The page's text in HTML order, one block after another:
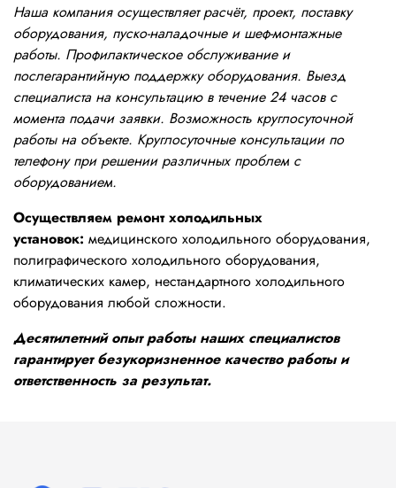
Наша компания осуществляет расчёт, проект, поставку
оборудования, пуско-наладочные и шеф-монтажные
работы. Профилактическое обслуживание и
послегарантийную поддержку оборудования. Выезд
специалиста на консультацию в течение 24 часов с
момента подачи заявки. Возможность круглосуточной
работы на объекте. Круглосуточные консультации по
телефону при решении различных проблем с
оборудованием.
Осуществляем ремонт холодильных
установок: медицинского холодильного оборудования,
полиграфического холодильного оборудования,
климатических камер, нестандартного холодильного
оборудования любой сложности.
Десятилетний опыт работы наших специалистов
гарантирует безукоризненное качество работы и
ответственность за результат.